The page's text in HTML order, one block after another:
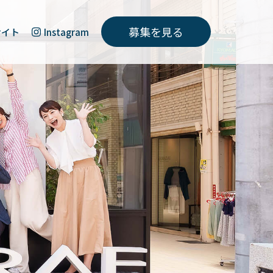
ト Instagram 募集を見る